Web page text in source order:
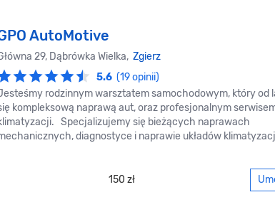
AutoMotive
29, Dąbrówka Wielka, Zgierz
5.6 (19 opinii)
rodzinnym warsztatem samochodowym, który od
kompleksową naprawą aut, oraz profesjonalnym
Specjalizujemy się bieżących naprawach
diagnostyce i naprawie układów
150 zł